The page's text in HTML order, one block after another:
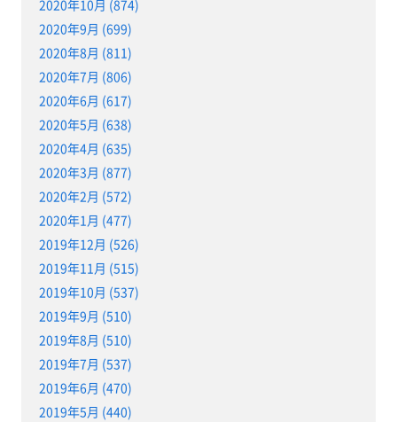
2020年10月 (874)
2020年9月 (699)
2020年8月 (811)
2020年7月 (806)
2020年6月 (617)
2020年5月 (638)
2020年4月 (635)
2020年3月 (877)
2020年2月 (572)
2020年1月 (477)
2019年12月 (526)
2019年11月 (515)
2019年10月 (537)
2019年9月 (510)
2019年8月 (510)
2019年7月 (537)
2019年6月 (470)
2019年5月 (440)